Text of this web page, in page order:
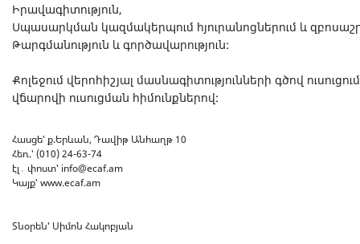
Իրավագիտություն,
Սպասարկման կազմակերպում հյուրանոցներում և
Թարգմանություն և գործավարություն:
Քոլեջում վերոհիշյալ մասնագիտությունների գծով
վճարովի ուսուցման հիմունքներով:
Հասցե՝ ք.Երևան, Դավիթ Անհաղթ 10
Հեռ.՝ (010) 24-63-74
էլ․ փոստ՝ info@ecaf.am
Կայք՝ www.ecaf.am
Տնօրեն՝ Սիմոն Հակոբյան